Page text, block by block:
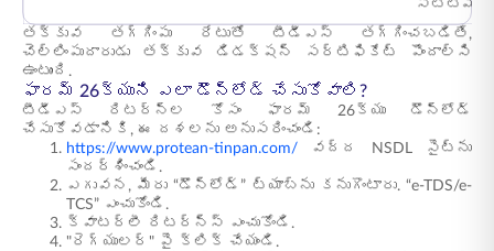
తక్కువ తగ్గింపు రేటుతో టీడీఎస్ తగ్గించబడితే,
చెల్లింపుదారుడు తక్కువ డిడక్షన్ సర్టిఫికేట్ పొందాల్సి
ఉంటుంది.
ఫారమ్ 26క్యుని ఎలా డౌన్లోడ్ చేసుకోవాలి?
టీడీఎస్ రిటర్న్ల కోసం ఫారమ్ 26క్యు డౌన్లోడ్
చేసుకోవడానికి, ఈ దశలను అనుసరించండి:
https://www.protean-tinpan.com/ వద్ద NSDL సైట్‌ను
సందర్శించండి.
ఎగువన, మీరు “డౌన్లోడ్” ట్యాబ్ను కనుగొంటారు. “e-TDS/e-
TCS” ఎంచుకోండి.
క్వాటర్లీ రిటర్న్స్ ఎంచుకోండి.
"రెగ్యులర్" పై క్లిక్ చేయండి.